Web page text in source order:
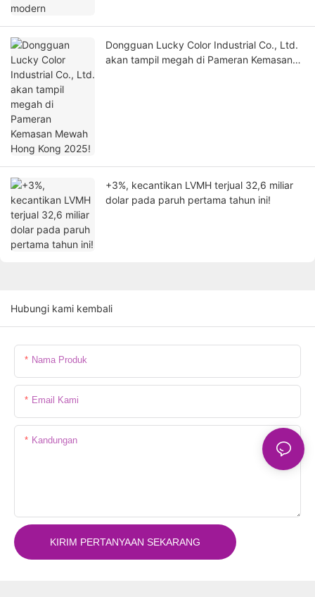
Dongguan Lucky Color Industrial Co., Ltd.
akan tampil megah di Pameran Kemasan
+3%, kecantikan LVMH terjual 32,6 miliar
dolar pada paruh pertama tahun ini!
Hubungi kami kembali
Nama Produk
Email Kami
Kandungan
KIRIM PERTANYAAN SEKARANG